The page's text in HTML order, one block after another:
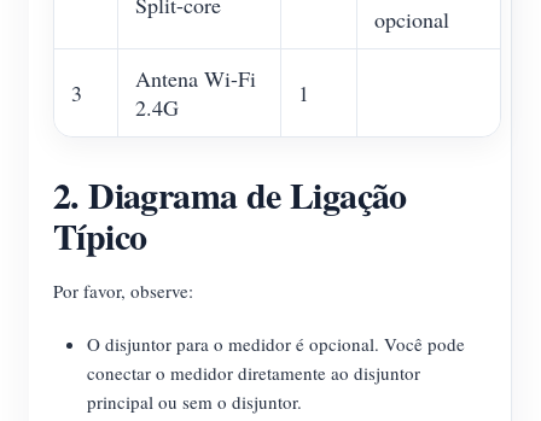
opcional
3
Antena Wi-Fi
2.4G
1
2. Diagrama de Ligação
Típico
Por favor, observe:
O disjuntor para o medidor é opcional. Você pode
conectar o medidor diretamente ao disjuntor
principal ou sem o disjuntor.